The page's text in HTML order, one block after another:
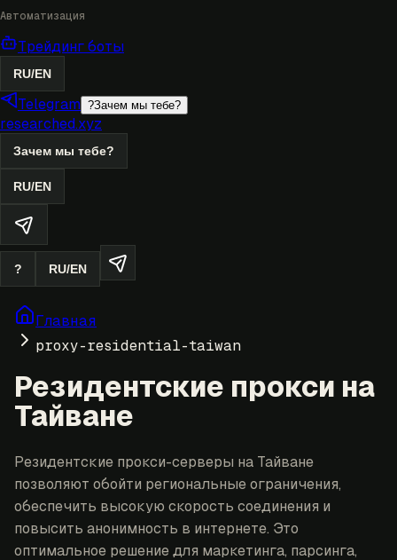
Автоматизация
Трейдинг боты
RU/EN
Telegram ?Зачем мы тебе?
researched.xyz
Зачем мы тебе?
RU/EN
? RU/EN
Главная
proxy-residential-taiwan
Резидентские прокси на
Тайване
Резидентские прокси-серверы на Тайване
позволяют обойти региональные ограничения,
обеспечить высокую скорость соединения и
повысить анонимность в интернете. Это
оптимальное решение для маркетинга, парсинга,